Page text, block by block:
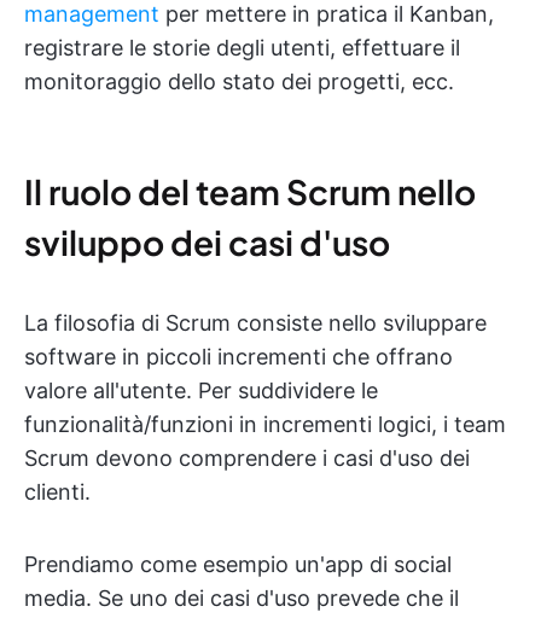
management per mettere in pratica il Kanban,
registrare le storie degli utenti, effettuare il
monitoraggio dello stato dei progetti, ecc.
Il ruolo del team Scrum nello
sviluppo dei casi d'uso
La filosofia di Scrum consiste nello sviluppare
software in piccoli incrementi che offrano
valore all'utente. Per suddividere le
funzionalità/funzioni in incrementi logici, i team
Scrum devono comprendere i casi d'uso dei
clienti.
Prendiamo come esempio un'app di social
media. Se uno dei casi d'uso prevede che il